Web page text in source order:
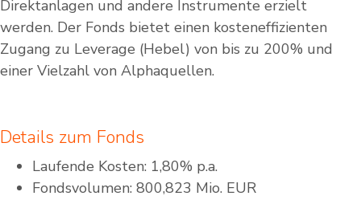
Direktanlagen und andere Instrumente erzielt
werden. Der Fonds bietet einen kosteneffizienten
Zugang zu Leverage (Hebel) von bis zu 200% und
einer Vielzahl von Alphaquellen.
Details zum Fonds
Laufende Kosten: 1,80% p.a.
Fondsvolumen: 800,823 Mio. EUR